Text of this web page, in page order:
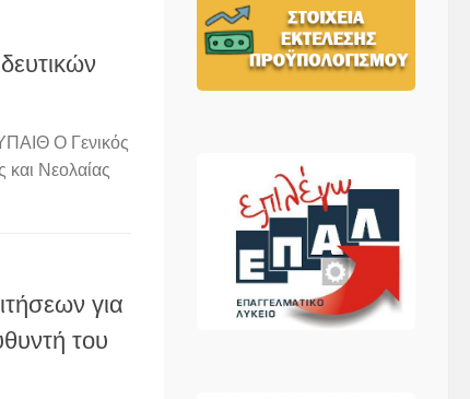
Ο Γενικός
Νεολαίας
για
του